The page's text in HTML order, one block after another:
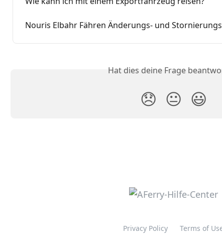
Nouris Elbahr Fähren Änderungs- und
Hat dies deine Frage
😞 😐 😃
Privacy Policy Terms of